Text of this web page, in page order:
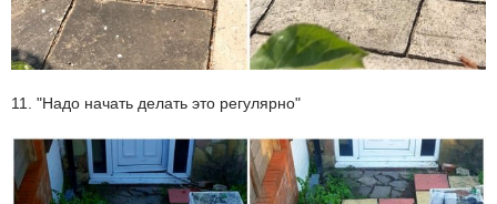
11. "Надо начать делать это регулярно"